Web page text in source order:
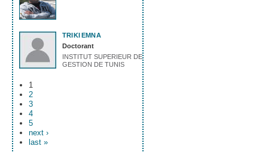
TRIKIEMNA
Doctorant
INSTITUT SUPERIEUR DE
GESTION DE TUNIS
1
2
3
4
5
next ›
last »